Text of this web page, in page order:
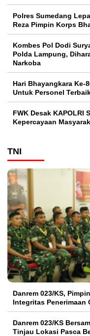
Polres Sumedang
Reza Pimpin Korps
Kombes Pol Dodi
Polda Lampung,
Narkoba
Hari Bhayangkara Ke-
Untuk Personel
FWK Desak KAPOLRI
Kepercayaan
TNI
Danrem 023/KS,
Integritas Penerimaan
Danrem 023/KS
Tinjau Lokasi Pasca